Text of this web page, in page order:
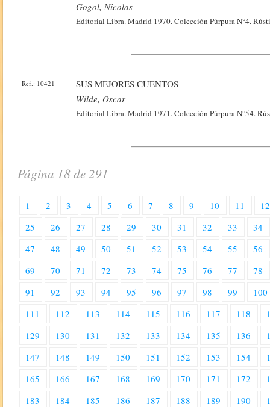
Gogol, Nicolas
Editorial Libra. Madrid 1970. Colección Púrpura N°4.
Ref.: 10421
SUS MEJORES CUENTOS
Wilde, Oscar
Editorial Libra. Madrid 1971. Colección Púrpura N°54.
Página 18 de 291
1 2 3 4 5 6 7 8 9 10 11
12
25
26 27 28 29 30 31 32 33
34
47
48 49 50 51 52 53 54 55
56
69
70 71 72 73 74 75 76 77
78
91
92 93 94 95 96 97 98 99
100
111
112 113 114 115 116 117 118
129
130 131 132 133 134 135 136
147
148 149 150 151 152 153 154
165
166 167 168 169 170 171 172
183
184 185 186 187 188 189 190